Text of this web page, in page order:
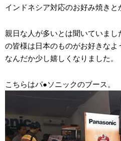
インドネシア対応のお好み焼きと
親日な人が多いとは聞いていま
の皆様は日本のものがお好きなよ
なんだか少し嬉しくなりました。
こちらはパ●ソニックのブース。